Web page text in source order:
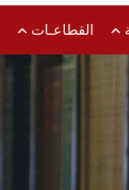
القطاعـات